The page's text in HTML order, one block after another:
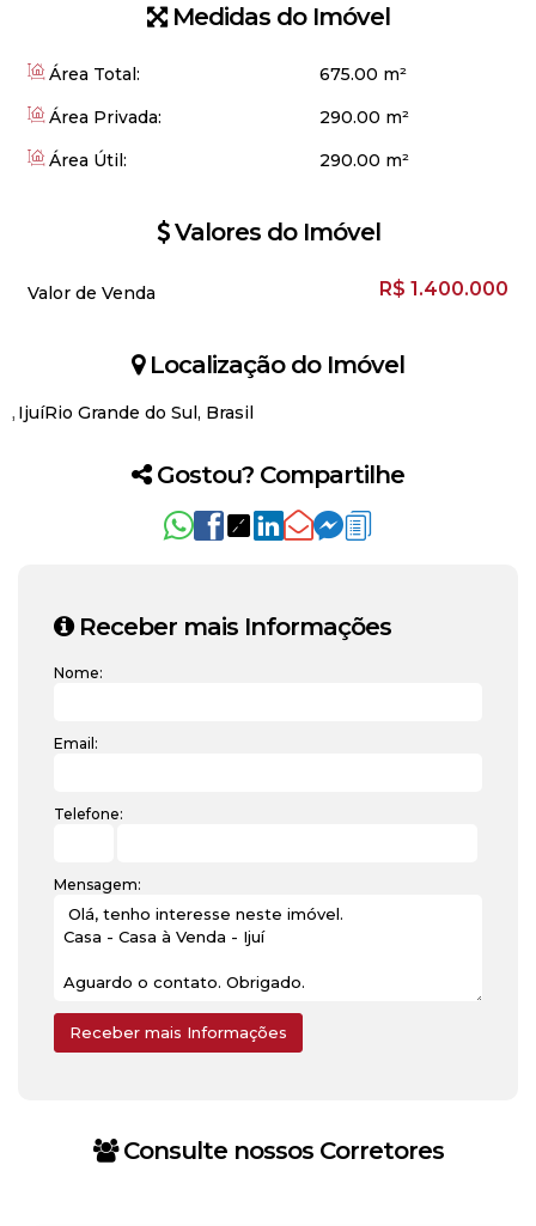
Medidas do Imóvel
Área Total: 675.00 m²
Área Privada:
290.00 m²
Área Útil:
290.00 m²
Valores do Imóvel
R$ 1.400.000
Valor de Venda
Localização do Imóvel
IjuíRio Grande do Sul, Brasil
Gostou? Compartilhe
Receber mais Informações
Nome:
Email:
Telefone:
Mensagem:
Consulte nossos Corretores